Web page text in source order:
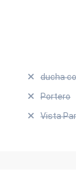
ducha
Portero
Vista